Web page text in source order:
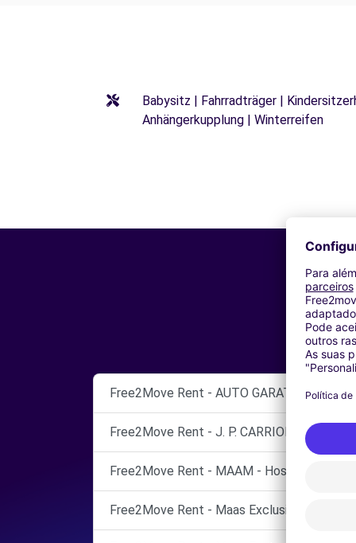
Babysitz | Fahrradträger |
Anhängerkupplung | Winterreifen
Free2Move Rent - AUTO GARATGE -
Free2Move Rent - J. P. CARRION, S.L. -
Free2Move Rent - MAAM - Hospitalet de
Free2Move Rent - Maas Exclusivas Pont,